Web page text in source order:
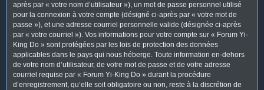
après par « votre nom d’utilisateur »), un mot de passe personnel utilisé
pour la connexion à votre compte (désigné ci-après par « votre mot de
passe »), et une adresse courriel personnelle valide (désignée ci-après
par « votre courriel »). Vos informations pour votre compte sur « Forum Yi-
King Do » sont protégées par les lois de protection des données
applicables dans le pays qui nous héberge. Toute information en-dehors
de votre nom d’utilisateur, de votre mot de passe et de votre adresse
courriel requise par « Forum Yi-King Do » durant la procédure
d’enregistrement, qu’elle soit obligatoire ou non, reste à la discrétion de